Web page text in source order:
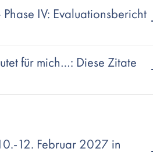
IV: Evaluationsbericht
für mich…: Diese Zitate
12. Februar 2027 in